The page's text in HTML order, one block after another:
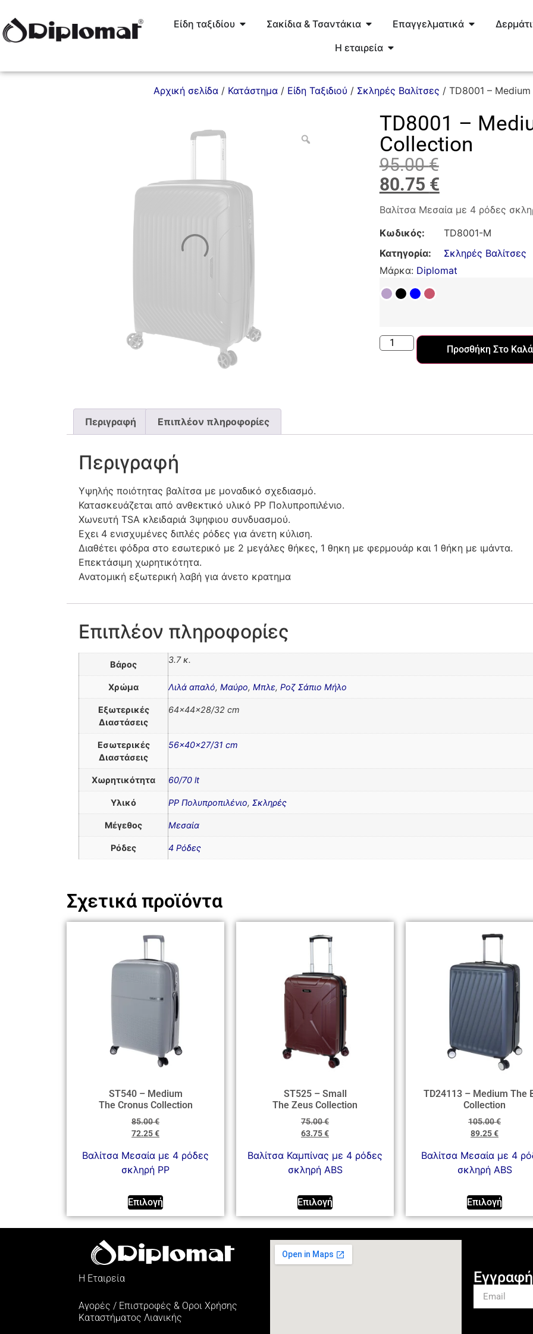
Είδη ταξιδίου Σακίδια & Τσαντάκια Επαγγελματικά
Η εταιρεία
Αρχική σελίδα / Κατάστημα / Είδη Ταξιδιού / Σκληρές Βαλίτσες / TD8001 –
TD8001 –
Collection
95.00€
80.75 €
Βαλίτσα Mεσαία με 4 ρόδες
Κωδικός:
TD8001-M
Κατηγορία:
Σκληρές Βαλίτσες
Μάρκα: Diplomat
Προσθήκη Στο
Περιγραφή Επιπλέον πληροφορίες
Περιγραφή
Υψηλής ποιότητας βαλίτσα με μοναδικό σχεδιασμό.
Κατασκευάζεται από ανθεκτικό υλικό PP Πολυπροπιλένιο.
Χωνευτή TSA κλειδαριά 3ψηφιου συνδυασμού.
Εχει 4 ενισχυμένες διπλές ρόδες για άνετη κύλιση.
Διαθέτει φόδρα στο εσωτερικό με 2 μεγάλες θήκες, 1 θηκη με φερμουάρ και 1 θήκη με ιμάντα.
Επεκτάσιμη χωρητικότητα.
Ανατομική εξωτερική λαβή για άνετο κρατημα
Επιπλέον πληροφορίες
Βάρος 3.7 κ.
Χρώμα Λιλά απαλό, Μαύρο, Μπλε, Ροζ Σάπιο Μήλο
Εξωτερικές
Διαστάσεις
64x44x28/32 cm
Εσωτερικές
Διαστάσεις
56x40x27/31 cm
Χωρητικότητα 60/70 lt
Υλικό PP Πολυπροπιλένιο, Σκληρές
Μέγεθος Μεσαία
Ρόδες 4 Ρόδες
Σχετικά προϊόντα
ST540 – Medium
The Cronus Collection
85.00€
72.25€
Βαλίτσα Μεσαία με 4 ρόδες
σκληρή PP
Επιλογή
ST525 – Small
The Zeus Collection
75.00€
63.75€
Βαλίτσα Καμπίνας με 4 ρόδες
σκληρή ABS
Επιλογή
TD24113 – Medium The
Collection
105.00€
89.25€
Βαλίτσα Μεσαία με 4
σκληρή ABS
Επιλογή
Η Εταιρεία
Αγορές / Επιστροφές & Oροι Xρήσης
Kαταστήματος Λιανικής